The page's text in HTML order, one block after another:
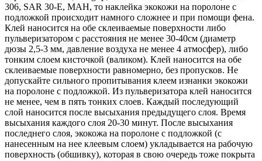
306, SAR 30-E, MAH, то наклейка экокожи на поролоне с
подложкой происходит намного сложнее и при помощи фена.
Клей наносится на обе склеиваемые поверхности либо
пульверизатором с расстояния не менее 30-40см (диаметр
дюзы 2,5-3 мм, давление воздуха не менее 4 атмосфер), либо
тонким слоем кисточкой (валиком). Клей наносится на обе
склеиваемые поверхности равномерно, без пропусков. Не
допускайте сильного пропитывания клеем изнанки экокожи
на поролоне с подложкой. Из пульверизатора клей наносится
не менее, чем в пять тонких слоев. Каждый последующий
слой наносится после высыхания предыдущего слоя. Время
высыхания каждого слоя 20-30 минут. После высыхания
последнего слоя, экокожа на поролоне с подложкой (с
нанесенным на нее клеевым слоем) укладывается на рабочую
поверхность (обшивку), которая в свою очередь тоже покрыта